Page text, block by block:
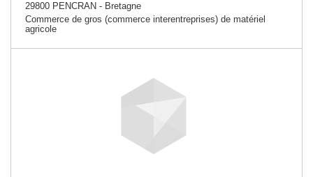
29800 PENCRAN - Bretagne
Commerce de gros (commerce interentreprises) de matériel
agricole